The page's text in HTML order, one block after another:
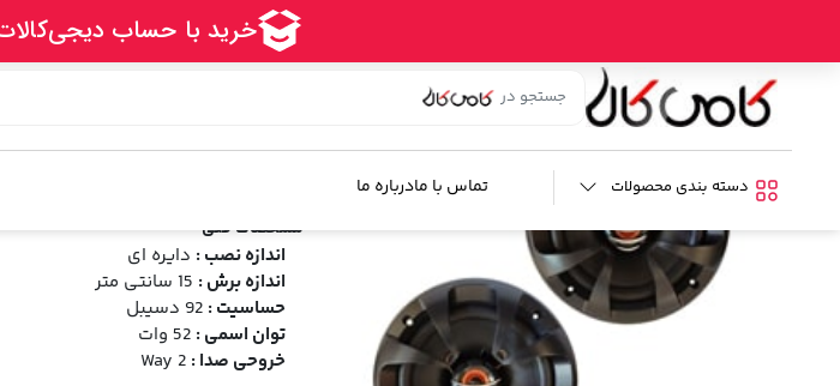
دسته بندی محصولات تماس با مادرباره ما
/ اسپیکر دایره ای بوشمن مدل BM-1675
مشخصات فنی
اندازه نصب : دایره ای
اندازه برش : 15 سانتی متر
حساسیت : 92 دسیبل
توان اسمی : 52 وات
خروحی صدا : 2 Way